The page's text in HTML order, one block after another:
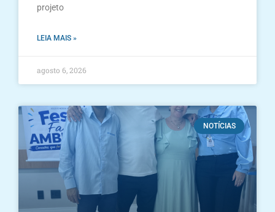
projeto
LEIA MAIS »
agosto 6, 2026
NOTÍCIAS